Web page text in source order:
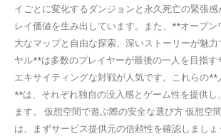
イごとに変化するダンジョンと永久死亡の緊張
レイ価値を生み出しています。また、**オープン
大なマップと自由な探索、深いストーリーが魅
ヤル**は多数のプレイヤーが最後の一人を目指す
エキサイティングな対戦が人気です。これらの**
**は、それぞれ独自の没入感とゲーム性を提供し
ます。 仮想空間で遊ぶ際の安全な選び方 仮想空
は、まずサービス提供元の信頼性を確認しまし